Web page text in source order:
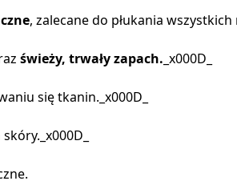
, zalecane do płukania wszystkich
świeży, trwały zapach. _x000D_
się tkanin._x000D_